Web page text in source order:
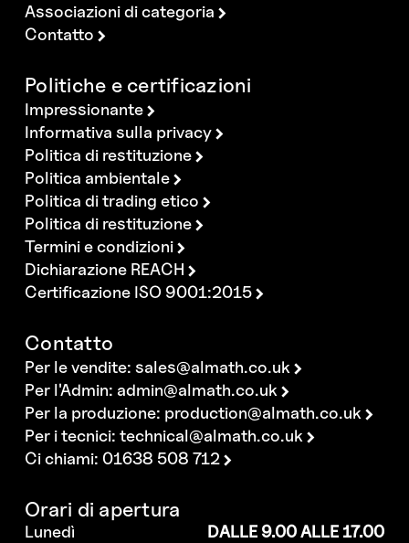
Associazioni di categoria
Contatto
Politiche e certificazioni
Impressionante
Informativa sulla privacy
Politica di restituzione
Politica ambientale
Politica di trading etico
Politica di restituzione
Termini e condizioni
Dichiarazione REACH
Certificazione ISO 9001:2015
Contatto
Per le vendite:sales@almath.co.uk
Per l'Admin: admin@almath.co.uk
Per la produzione: production@almath.co.uk
Per i tecnici:technical@almath.co.uk
Ci chiami: 01638 508 712
Orari di apertura
Lunedì
DALLE 9.00 ALLE 17.00